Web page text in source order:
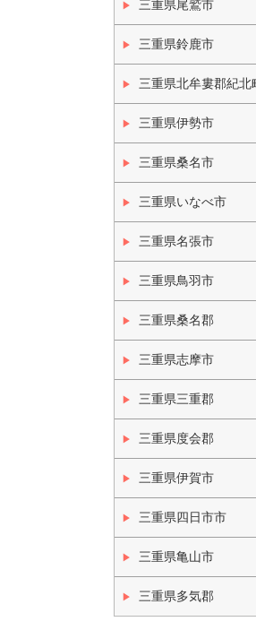
三重県尾鷲市
三重県鈴鹿市
三重県北牟婁郡紀北
三重県伊勢市
三重県桑名市
三重県いなべ市
三重県名張市
三重県鳥羽市
三重県桑名郡
三重県志摩市
三重県三重郡
三重県度会郡
三重県伊賀市
三重県四日市市
三重県亀山市
三重県多気郡